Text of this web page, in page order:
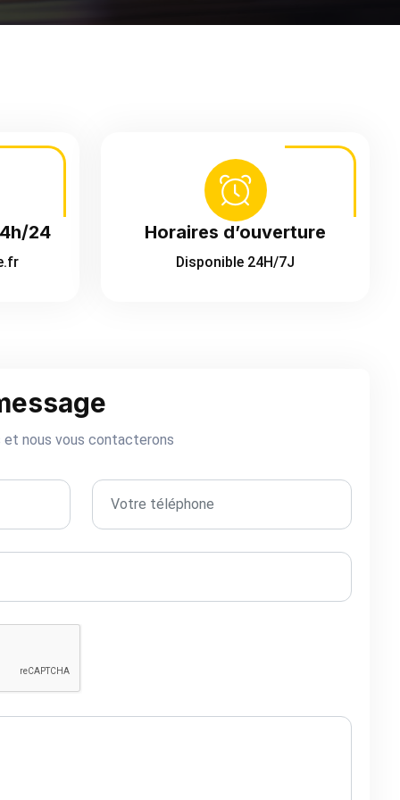
24 Horaires d’ouverture
Disponible 24H/7J
et nous vous contacterons